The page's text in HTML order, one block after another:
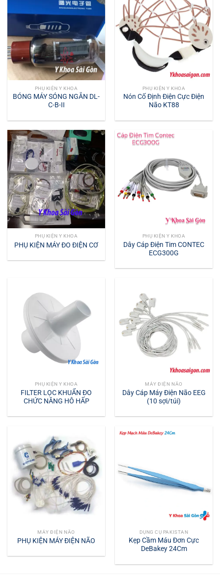
PHỤ KIỆN Y KHOA
BÓNG MÁY SÓNG NGẮN DL-
C-B-II
PHỤ KIỆN Y KHOA
Nón Cố Định Điện Cực Điện
Não KT88
PHỤ KIỆN Y KHOA
PHỤ KIỆN MÁY ĐO ĐIỆN CƠ
PHỤ KIỆN Y KHOA
Dây Cáp Điện Tim CONTEC
ECG300G
PHỤ KIỆN Y KHOA
FILTER LỌC KHUẨN ĐO
CHỨC NĂNG HÔ HẤP
MÁY ĐIỆN NÃO
Dây Cáp Máy Điện Não EEG
(10 sợi/túi)
MÁY ĐIỆN NÃO
PHỤ KIỆN MÁY ĐIỆN NÃO
DỤNG CỤ PAKISTAN
Kẹp Cầm Máu Đơn Cực
DeBakey 24Cm